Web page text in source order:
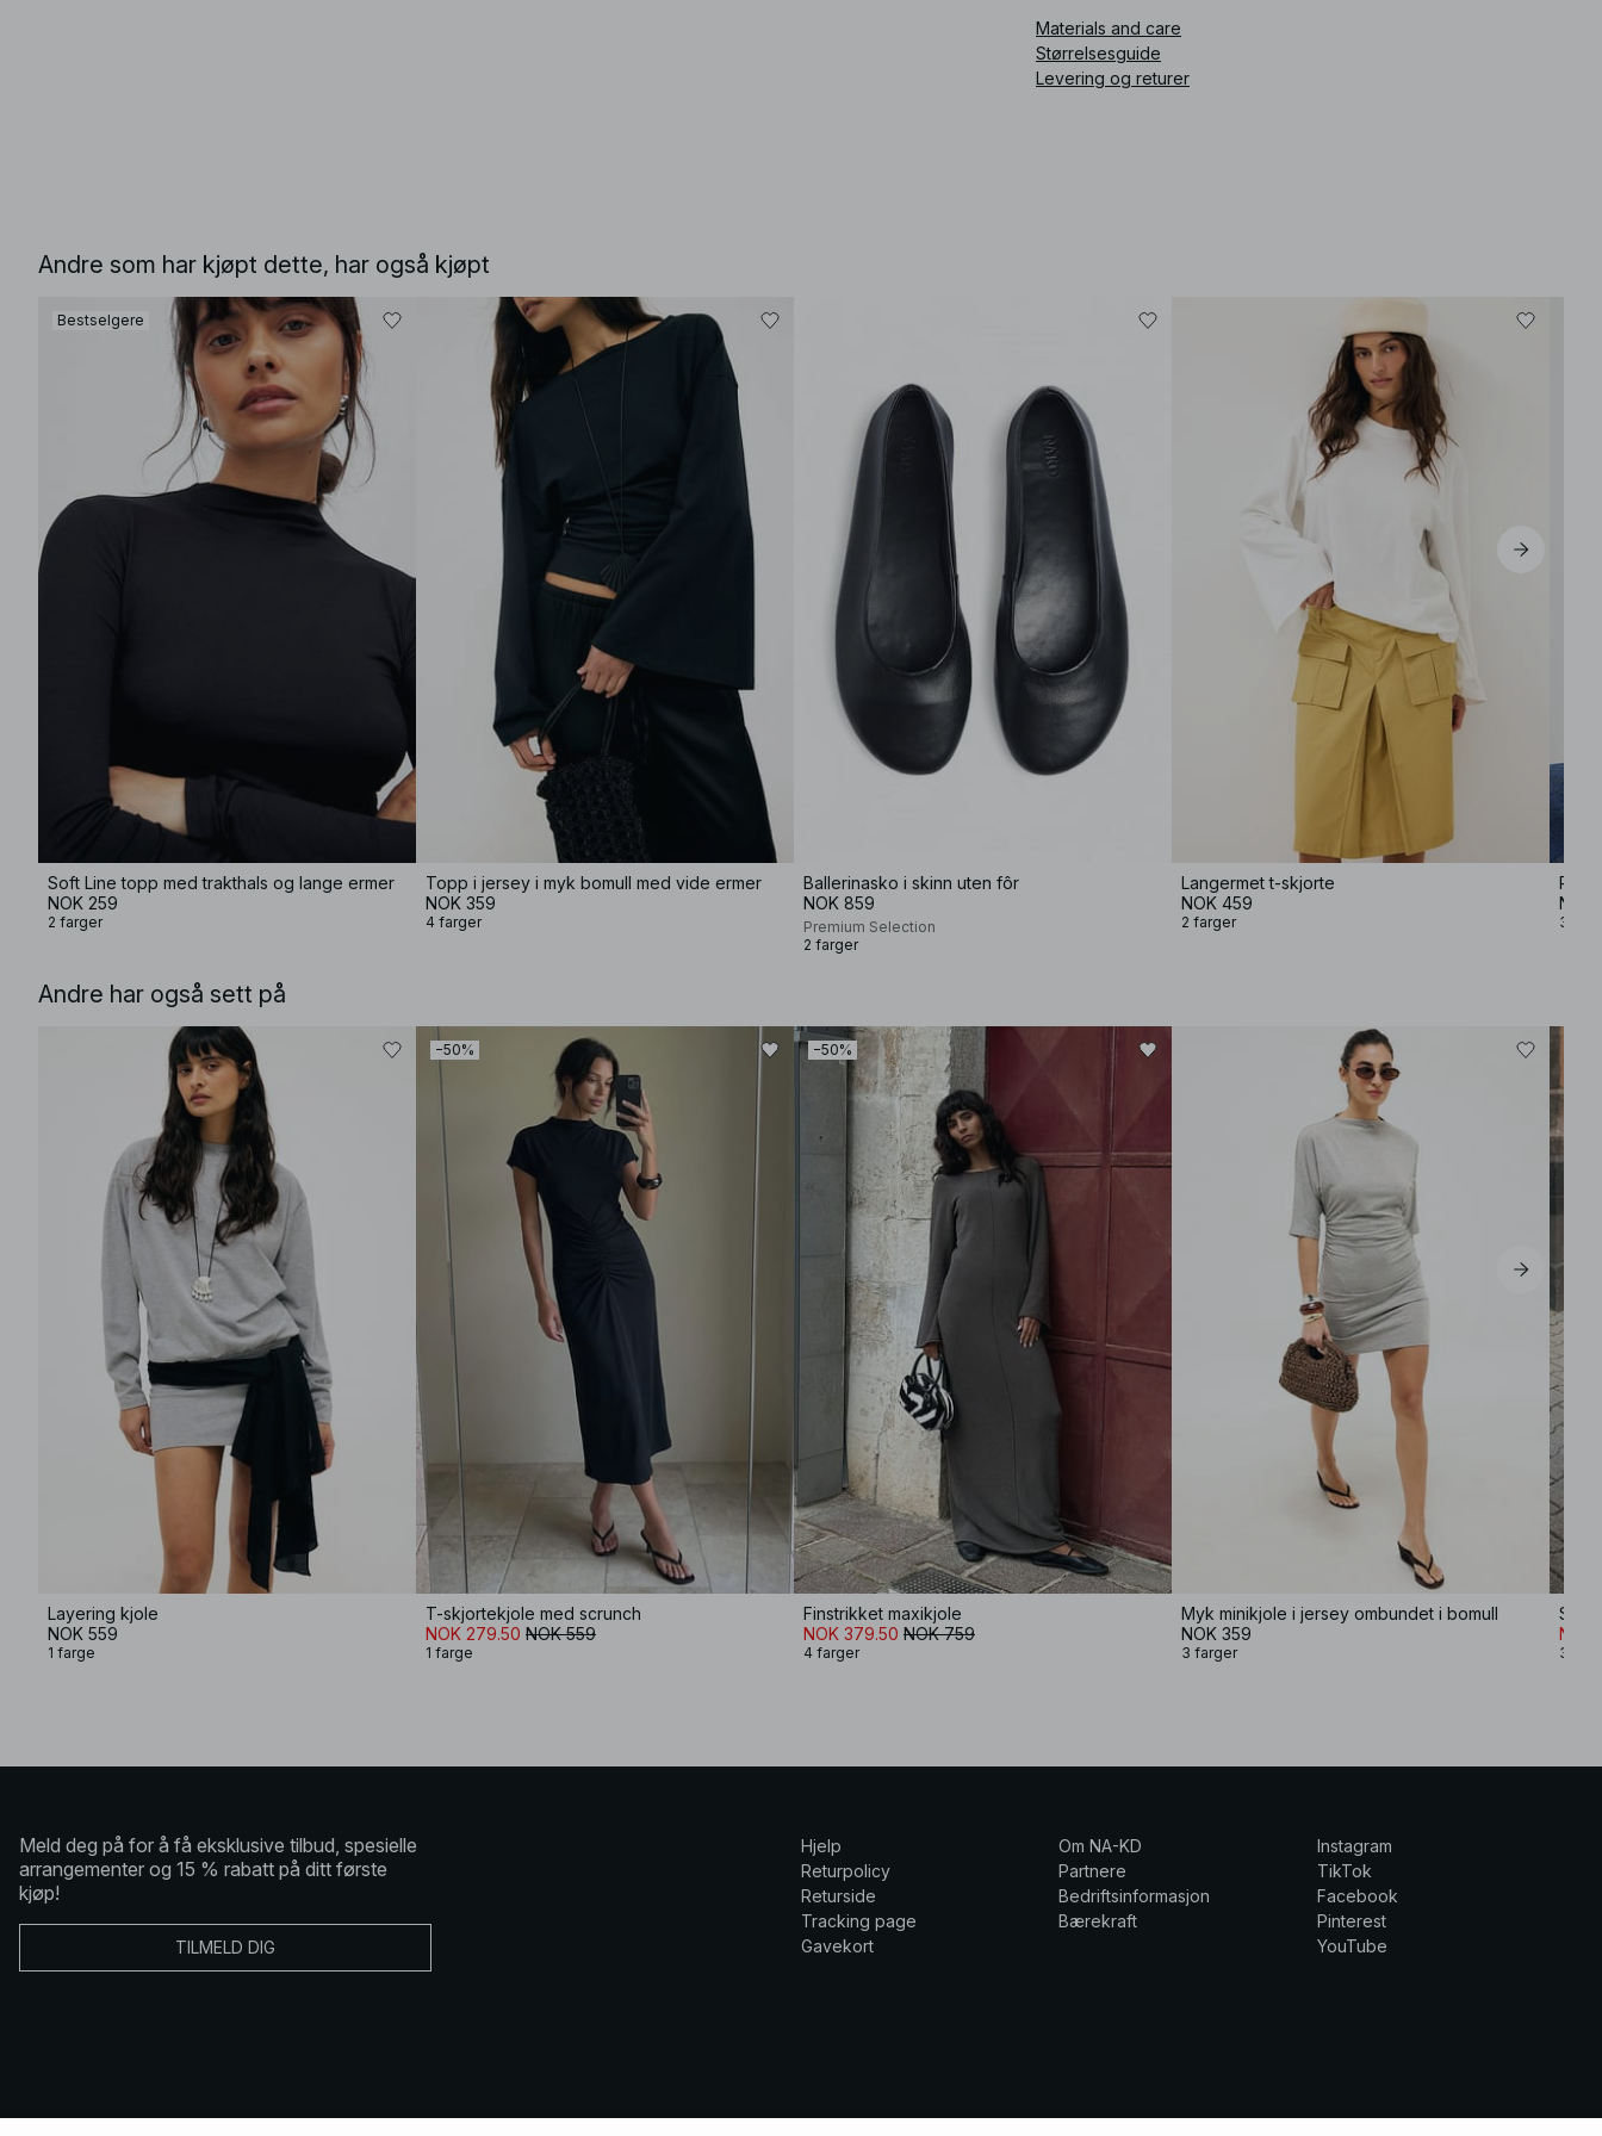
Materials and care
Størrelsesguide
Levering og returer
Andre som har kjøpt dette, har også kjøpt
Bestselgere
Soft Line topp med trakthals og lange ermer
NOK 259
2 farger
Topp i jersey i myk bomull med vide ermer
NOK 359
4 farger
Ballerinasko i skinn uten fôr
NOK 859
Premium Selection
2 farger
Langermet t-skjorte
NOK 459
2 farger
Polo
NOK
3
Andre har også sett på
Layering kjole
NOK 559
1 farge
−50%
T-skjortekjole med scrunch
NOK 279.50 NOK 559
1 farge
−50%
Finstrikket maxikjole
NOK 379.50 NOK 759
4 farger
Myk minikjole i jersey ombundet i bomull
NOK 359
3 farger
NOK
3
Meld deg på for å få eksklusive tilbud, spesielle
arrangementer og 15 % rabatt på ditt første
kjøp!
TILMELD DIG
Hjelp
Returpolicy
Returside
Tracking page
Gavekort
Om NA-KD
Partnere
Bedriftsinformasjon
Bærekraft
Instagram
TikTok
Facebook
Pinterest
YouTube